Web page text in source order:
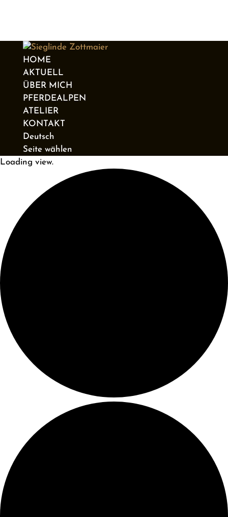
HOME
AKTUELL
ÜBER MICH
PFERDEALPEN
ATELIER
KONTAKT
Deutsch
Seite wählen
Loading view.